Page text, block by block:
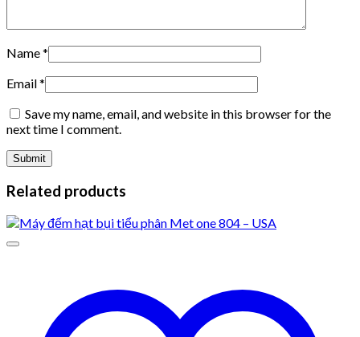
Name*
Email*
Save my name, email, and website in this browser for the
next time I comment.
Related products